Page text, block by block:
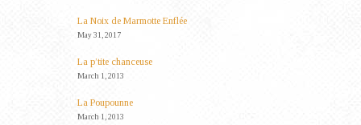
La Noix de Marmotte Enflée
May 31, 2017
La p’tite chanceuse
March 1, 2013
La Poupounne
March 1, 2013